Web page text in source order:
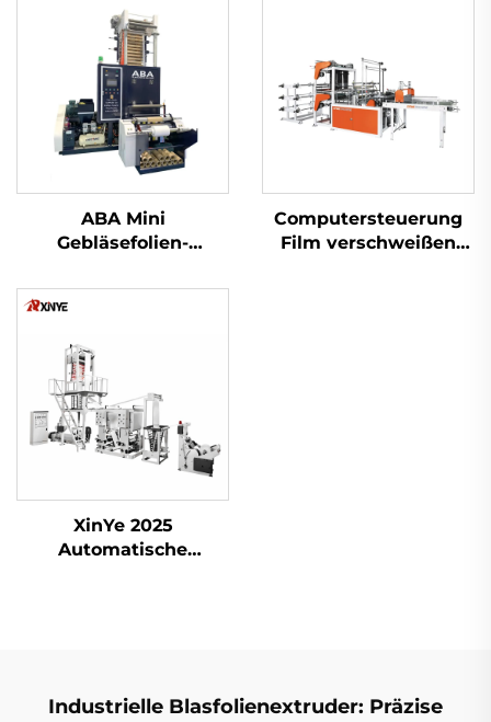
ABA Mini
Gebläsefolien-
Computersteuerung
Film verschweißen
XinYe 2025
Automatische
Industrielle Blasfolienextruder: Präzise